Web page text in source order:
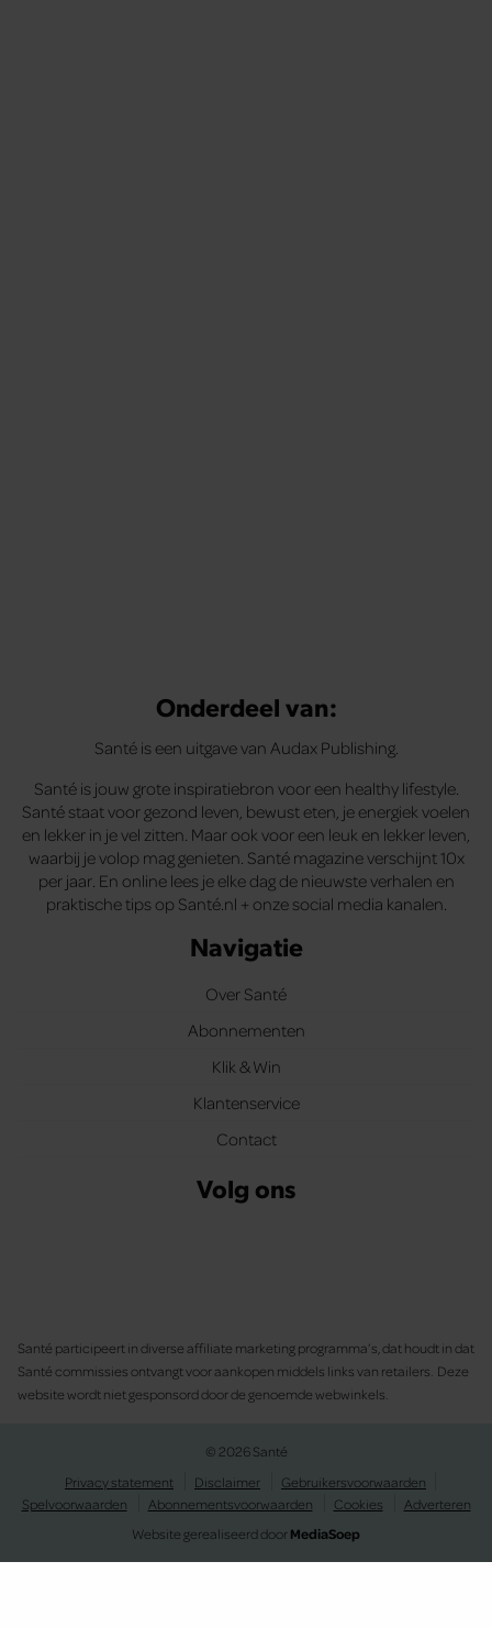
Onderdeel van:
Santé is een uitgave van Audax Publishing.
Santé is jouw grote inspiratiebron voor een healthy lifestyle.
Santé staat voor gezond leven, bewust eten, je energiek voelen
en lekker in je vel zitten. Maar ook voor een leuk en lekker leven,
waarbij je volop mag genieten. Santé magazine verschijnt 10x
per jaar. En online lees je elke dag de nieuwste verhalen en
praktische tips op Santé.nl + onze social media kanalen.
Navigatie
Over Santé
Abonnementen
Klik & Win
Klantenservice
Contact
Volg ons
Santé participeert in diverse affiliate marketing programma’s, dat houdt in dat
Santé commissies ontvangt voor aankopen middels links van retailers. Deze
website wordt niet gesponsord door de genoemde webwinkels.
© 2026 Santé
Privacy statement
Disclaimer
Gebruikersvoorwaarden
Spelvoorwaarden
Abonnementsvoorwaarden Cookies
Adverteren
Website gerealiseerd doorMediaSoep